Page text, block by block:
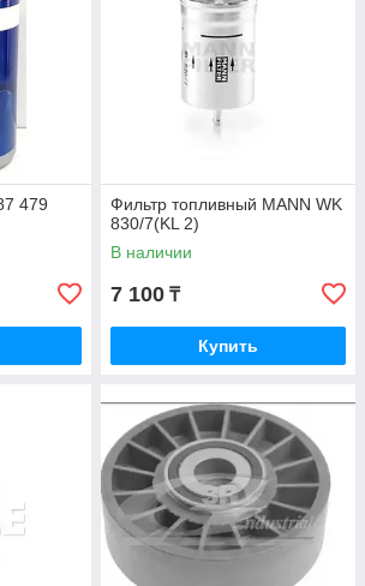
479
Фильтр топливный MANN WK
830/7(KL 2)
В наличии
7 100 ₸
Купить